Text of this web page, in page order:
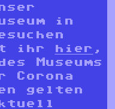
in
ihr hier ,
Museums
Corona
gelten